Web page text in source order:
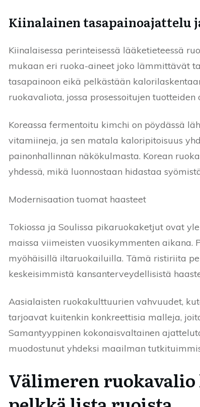
Kiinalainen tasapainoajattelu
Kiinalaisessa perinteisessä lääketieteessä
mukaan eri ruoka-aineet joko lämmittävät
tasapainoon eikä pelkästään
ruokavaliota, jossa prosessoitujen tuotteiden
Koreassa fermentoitu kimchi on pöydässä
vitamiineja, ja sen matala kaloripitoisuus
painonhallinnan näkökulmasta. Korean
yhdessä, mikä luonnostaan hidastaa
Modernisaation tuomat haasteet
Tokiossa ja Soulissa pikaruokaketjut ovat
maissa viimeisten vuosikymmenten
myöhäisillä iltaruokailuilla. Tämä ristiriita
keskeisimmistä kansanterveydellisistä
Aasialaisten ruokakulttuurien vahvuudet,
tarjoavat kuitenkin konkreettisia malleja,
Samantyyppinen kokonaisvaltainen
muodostunut yhdeksi maailman
Välimeren ruokavalio